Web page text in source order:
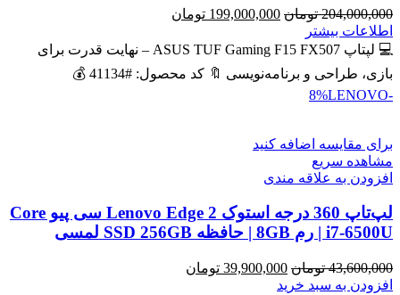
204,000,000 تومان قیمت
204,000,000 تومان
199,000,000 تومان
199,000,000 تومان
است.
اطلاعات بیشتر
💻 لپتاپ ASUS TUF Gaming F15 FX507 – نهایت قدرت برای
بازی، طراحی و برنامه‌نویسی 🔖 کد محصول: #41134 💰
-8%
LENOVO
برای مقایسه اضافه کنید
مشاهده سریع
افزودن به علاقه مندی
لپ‌تاپ 360 درجه استوک Lenovo Edge 2 سی پیو Core
i7-6500U | رم 8GB | حافظه SSD 256GB لمسی
43,600,000 تومان قیمت
اصلی
39,900,000 تومان
افزودن به سبد خرید